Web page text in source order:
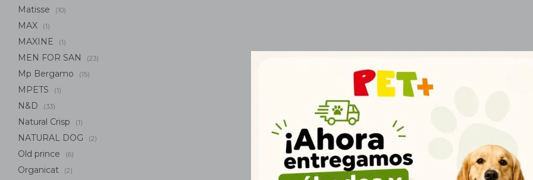
Matisse (10)
MAX (1)
MAXINE (1)
MEN FOR SAN (23)
Mp Bergamo (15)
MPETS (1)
N&D (33)
Natural Crisp (1)
NATURAL DOG (2)
Old prince (6)
Organicat (2)